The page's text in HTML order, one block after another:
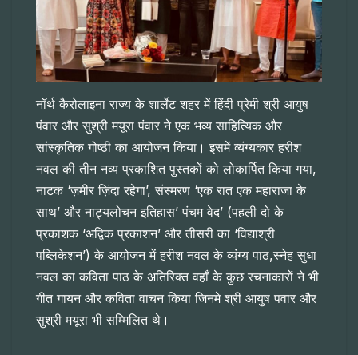
नॉर्थ कैरोलाइना राज्य के शार्लेट शहर में हिंदी प्रेमी श्री आयुष
पंवार और सुश्री मयूरा पंवार ने एक भव्य साहित्यिक और
सांस्कृतिक गोष्ठी का आयोजन किया। इसमें व्यंग्यकार हरीश
नवल की तीन नव्य प्रकाशित पुस्तकों को लोकार्पित किया गया,
नाटक ‘ज़मीर ज़िंदा रहेगा’, संस्मरण ‘एक रात एक महाराजा के
साथ’ और नाट्यलोचन इतिहास’ पंचम वेद’ (पहली दो के
प्रकाशक ‘अद्विक प्रकाशन’ और तीसरी का ‘विद्याश्री
पब्लिकेशन’) के आयोजन में हरीश नवल के व्यंग्य पाठ,स्नेह सुधा
नवल का कविता पाठ के अतिरिक्त वहाँ के कुछ रचनाकारों ने भी
गीत गायन और कविता वाचन किया जिनमे श्री आयुष पवार और
सुश्री मयूरा भी सम्मिलित थे।